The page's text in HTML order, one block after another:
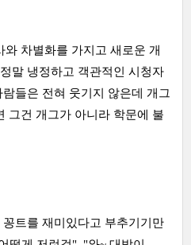
차별화를 가지고 새로운 개
말 냉정하고 객관적인 시청자
들은 전혀 웃기지 않은데 개그
그건 개그가 아니라 학문에 불
트를 재미있다고 부추기기만